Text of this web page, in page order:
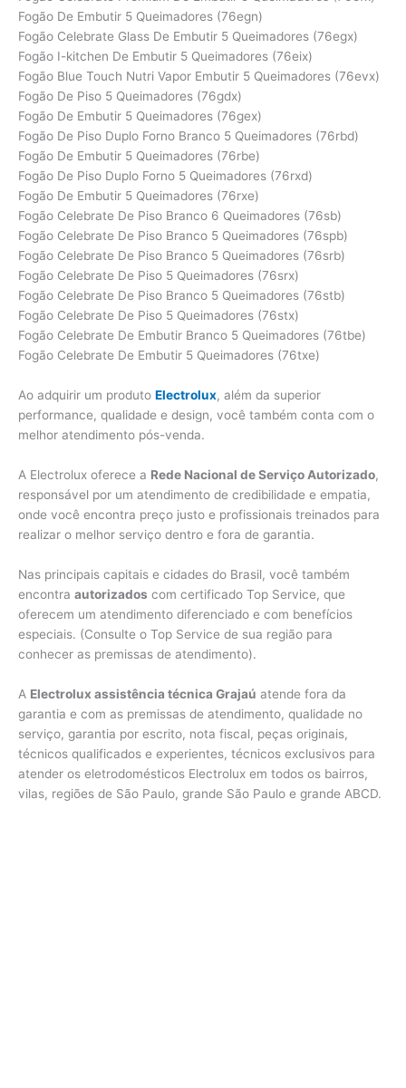
Fogão De Embutir 5 Queimadores (76egn)
Fogão Celebrate Glass De Embutir 5 Queimadores (76egx)
Fogão I-kitchen De Embutir 5 Queimadores (76eix)
Fogão Blue Touch Nutri Vapor Embutir 5 Queimadores (76evx)
Fogão De Piso 5 Queimadores (76gdx)
Fogão De Embutir 5 Queimadores (76gex)
Fogão De Piso Duplo Forno Branco 5 Queimadores (76rbd)
Fogão De Embutir 5 Queimadores (76rbe)
Fogão De Piso Duplo Forno 5 Queimadores (76rxd)
Fogão De Embutir 5 Queimadores (76rxe)
Fogão Celebrate De Piso Branco 6 Queimadores (76sb)
Fogão Celebrate De Piso Branco 5 Queimadores (76spb)
Fogão Celebrate De Piso Branco 5 Queimadores (76srb)
Fogão Celebrate De Piso 5 Queimadores (76srx)
Fogão Celebrate De Piso Branco 5 Queimadores (76stb)
Fogão Celebrate De Piso 5 Queimadores (76stx)
Fogão Celebrate De Embutir Branco 5 Queimadores (76tbe)
Fogão Celebrate De Embutir 5 Queimadores (76txe)
Ao adquirir um produto Electrolux, além da superior
performance, qualidade e design, você também conta com o
melhor atendimento pós-venda.
A Electrolux oferece a Rede Nacional de Serviço Autorizado,
responsável por um atendimento de credibilidade e empatia,
onde você encontra preço justo e profissionais treinados para
realizar o melhor serviço dentro e fora de garantia.
Nas principais capitais e cidades do Brasil, você também
encontra autorizados com certificado Top Service, que
oferecem um atendimento diferenciado e com benefícios
especiais. (Consulte o Top Service de sua região para
conhecer as premissas de atendimento).
A Electrolux assistência técnica Grajaú atende fora da
garantia e com as premissas de atendimento, qualidade no
serviço, garantia por escrito, nota fiscal, peças originais,
técnicos qualificados e experientes, técnicos exclusivos para
atender os eletrodomésticos Electrolux em todos os bairros,
vilas, regiões de São Paulo, grande São Paulo e grande ABCD.